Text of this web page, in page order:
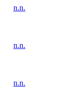
n.n.
n.n.
n.n.